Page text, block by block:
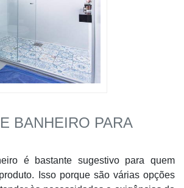
BANHEIRO PARA
é bastante sugestivo para quem
Isso porque são várias opções